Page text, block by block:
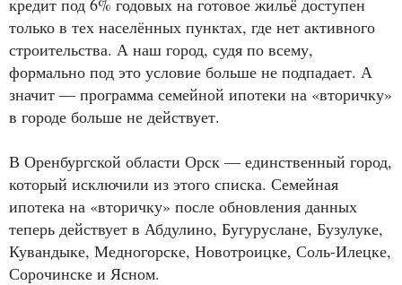
только в тех населённых пунктах, где нет активного
строительства. А наш город, судя по всему,
формально под это условие больше не подпадает. А
значит — программа семейной ипотеки на «вторичку»
в городе больше не действует.
В Оренбургской области Орск — единственный город,
который исключили из этого списка. Семейная
ипотека на «вторичку» после обновления данных
теперь действует в Абдулино, Бугуруслане, Бузулуке,
Кувандыке, Медногорске, Новотроицке, Соль-Илецке,
Сорочинске и Ясном.